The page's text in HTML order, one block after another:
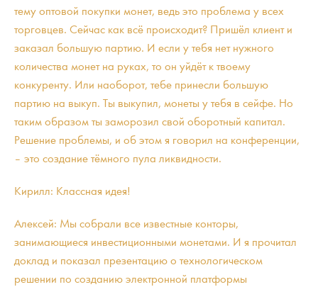
тему оптовой покупки монет, ведь это проблема у всех
торговцев. Сейчас как всё происходит? Пришёл клиент и
заказал большую партию. И если у тебя нет нужного
количества монет на руках, то он уйдёт к твоему
конкуренту. Или наоборот, тебе принесли большую
партию на выкуп. Ты выкупил, монеты у тебя в сейфе. Но
таким образом ты заморозил свой оборотный капитал.
Решение проблемы, и об этом я говорил на конференции,
– это создание тёмного пула ликвидности.
Кирилл: Классная идея!
Алексей: Мы собрали все известные конторы,
занимающиеся инвестиционными монетами. И я прочитал
доклад и показал презентацию о технологическом
решении по созданию электронной платформы